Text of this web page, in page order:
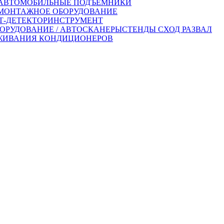
ПОДЪЁМНИКИ
ОБОРУДОВАНИЕ
ДЕТЕКТОРИНСТРУМЕНТ
/ АВТОСКАНЕРЫСТЕНДЫ СХОД РАЗВАЛ
КОНДИЦИОНЕРОВ